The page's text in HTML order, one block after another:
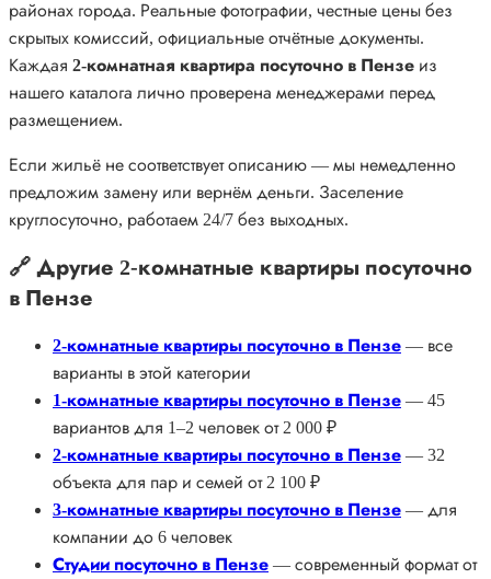
районах города. Реальные фотографии, честные цены без
скрытых комиссий, официальные отчётные документы.
Каждая 2-комнатная квартира посуточно в Пензе из
нашего каталога лично проверена менеджерами перед
размещением.
Если жильё не соответствует описанию — мы немедленно
предложим замену или вернём деньги. Заселение
круглосуточно, работаем 24/7 без выходных.
🔗 Другие 2-комнатные квартиры посуточно
в Пензе
2-комнатные квартиры посуточно в Пензе — все
варианты в этой категории
1-комнатные квартиры посуточно в Пензе — 45
вариантов для 1–2 человек от 2 000 ₽
2-комнатные квартиры посуточно в Пензе — 32
объекта для пар и семей от 2 100 ₽
3-комнатные квартиры посуточно в Пензе — для
компании до 6 человек
Студии посуточно в Пензе — современный формат от